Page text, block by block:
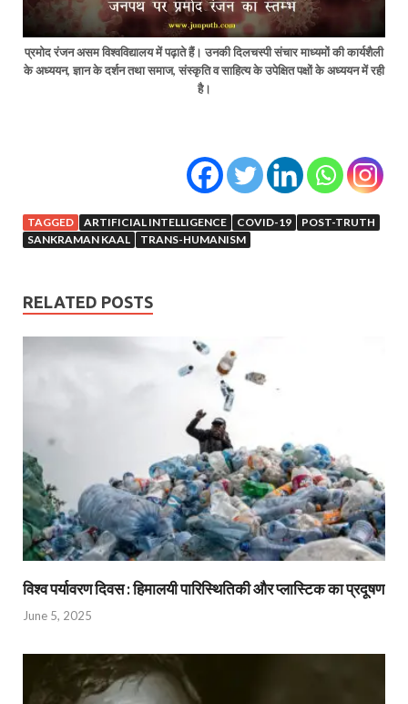
प्रमोद रंजन असम विश्वविद्यालय में पढ़ाते हैं। उनकी दिलचस्पी संचार माध्यमों की कार्यशैली
के अध्ययन, ज्ञान के दर्शन तथा समाज, संस्कृति व साहित्य के उपेक्षित पक्षों के अध्ययन में रही
है।
TAGGED ARTIFICIAL INTELLIGENCE COVID-19
POST-TRUTH
SANKRAMAN KAAL
TRANS-HUMANISM
RELATED POSTS
विश्व पर्यावरण दिवस : हिमालयी पारिस्थितिकी और प्लास्टिक का प्रदूषण
June 5, 2025